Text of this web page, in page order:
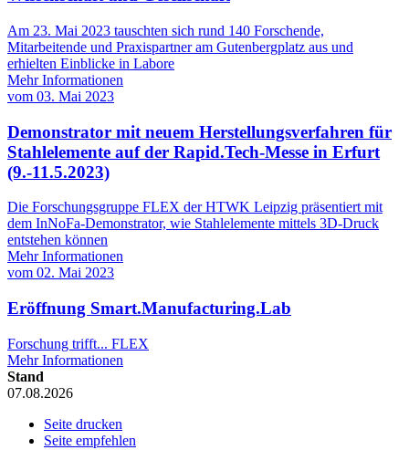
Am 23. Mai 2023 tauschten sich rund 140 Forschende,
Mitarbeitende und Praxispartner am Gutenbergplatz aus und
erhielten Einblicke in Labore
Mehr Informationen
vom 03. Mai 2023
Demonstrator mit neuem Herstellungsverfahren für
Stahlelemente auf der Rapid.Tech-Messe in Erfurt
(9.-11.5.2023)
Die Forschungsgruppe FLEX der HTWK Leipzig präsentiert mit
dem InNoFa-Demonstrator, wie Stahlelemente mittels 3D-Druck
entstehen können
Mehr Informationen
vom 02. Mai 2023
Eröffnung Smart.Manufacturing.Lab
Forschung trifft... FLEX
Mehr Informationen
Stand
07.08.2026
Seite drucken
Seite empfehlen